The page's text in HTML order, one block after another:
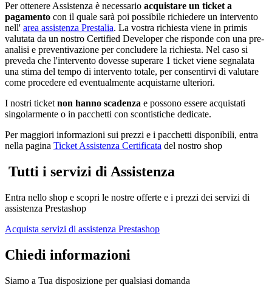
Per ottenere Assistenza è necessario acquistare un ticket a
pagamento con il quale sarà poi possibile richiedere un intervento
nell' area assistenza Prestalia. La vostra richiesta viene in primis
valutata da un nostro Certified Developer che risponde con una pre-
analisi e preventivazione per concludere la richiesta. Nel caso si
preveda che l'intervento dovesse superare 1 ticket viene segnalata
una stima del tempo di intervento totale, per consentirvi di valutare
come procedere ed eventualmente acquistarne ulteriori.
I nostri ticket non hanno scadenza e possono essere acquistati
singolarmente o in pacchetti con scontistiche dedicate.
Per maggiori informazioni sui prezzi e i pacchetti disponibili, entra
nella pagina Ticket Assistenza Certificata del nostro shop
Tutti i servizi di Assistenza
Entra nello shop e scopri le nostre offerte e i prezzi dei servizi di
assistenza Prestashop
Acquista servizi di assistenza Prestashop
Chiedi informazioni
Siamo a Tua disposizione per qualsiasi domanda